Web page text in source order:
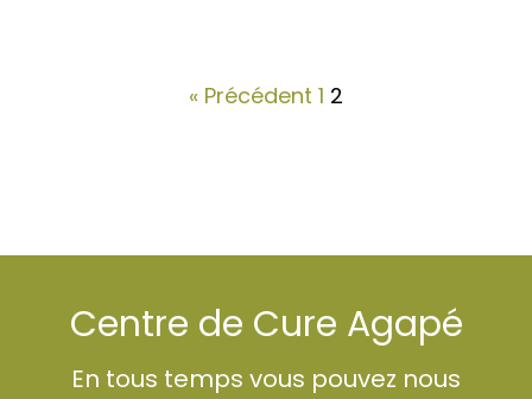
« Précédent 1 2
Centre de Cure Agapé
En tous temps vous pouvez nous